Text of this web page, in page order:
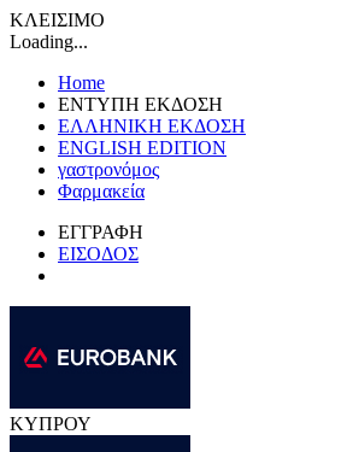
ΚΛΕΙΣΙΜΟ
Loading...
Home
ΕΝΤΥΠΗ ΕΚΔΟΣΗ
ΕΛΛΗΝΙΚΗ ΕΚΔΟΣΗ
ENGLISH EDITION
γαστρονόμος
Φαρμακεία
ΕΓΓΡΑΦΗ
ΕΙΣΟΔΟΣ
ΚΥΠΡΟΥ